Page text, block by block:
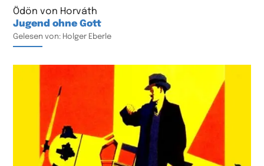
Ödön von Horváth
Jugend ohne Gott
Gelesen von: Holger Eberle